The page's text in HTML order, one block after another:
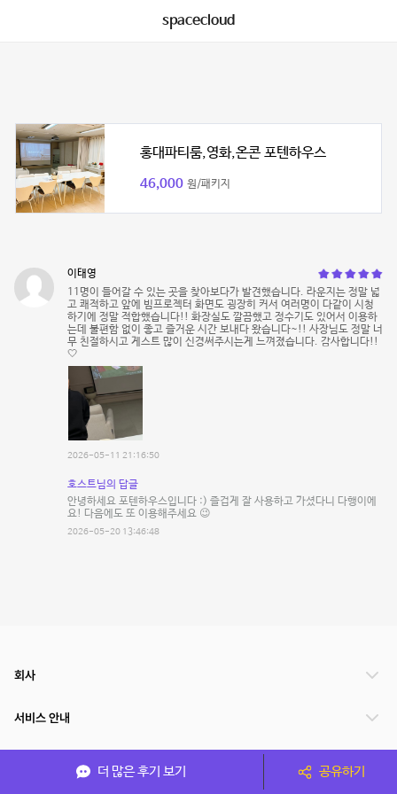
spacecloud
홍대파티룸,영화,온콘 포텐하우스
46,000 원/패키지
이태영
11명이 들어갈 수 있는 곳을 찾아보다가 발견했습니다. 라운지는 정말 넓
고 쾌적하고 앞에 빔프로젝터 화면도 굉장히 커서 여러명이 다같이 시청
하기에 정말 적합했습니다!! 화장실도 깔끔했고 정수기도 있어서 이용하
는데 불편함 없이 좋고 즐거운 시간 보내다 왔습니다~!! 사장님도 정말 너
무 친절하시고 게스트 많이 신경써주시는게 느껴졌습니다. 감사합니다!!
🤍
2026-05-11 21:16:50
호스트님의 답글
안녕하세요 포텐하우스입니다 :) 즐겁게 잘 사용하고 가셨다니 다행이에
요! 다음에도 또 이용해주세요 😉
2026-05-20 13:46:48
더 많은 후기 보기 공유하기
회사
서비스 안내